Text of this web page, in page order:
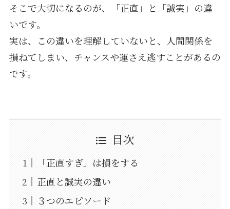
そこで大切になるのが、「正直」と「誠実」の違
いです。
実は、この違いを理解していないと、人間関係を
損ねてしまい、チャンスや運さえ逃すことがあるの
です。
目次
「正直すぎ」は損をする
正直と誠実の違い
３つのエピソード